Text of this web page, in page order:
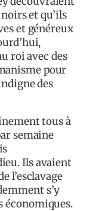
et qu’ils
et généreux
roi avec des
pour
des
tous à
semaine
Ils avaient
l’esclavage
s’y
économiques.